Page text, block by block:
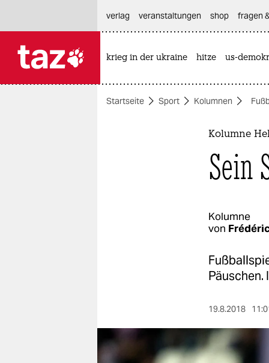
themen
wahrheit
verlag
verlag
veranstaltungen shop fragen
krieg in der ukraine hitze us-
Startseite Sport Kolumnen
Kolumne
Sein
Kolumne
von
Päuschen.
19.8.2018